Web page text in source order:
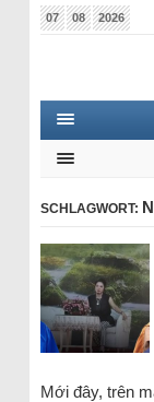
07 08 2026
SCHLAGWORT:
Mới đây, trên